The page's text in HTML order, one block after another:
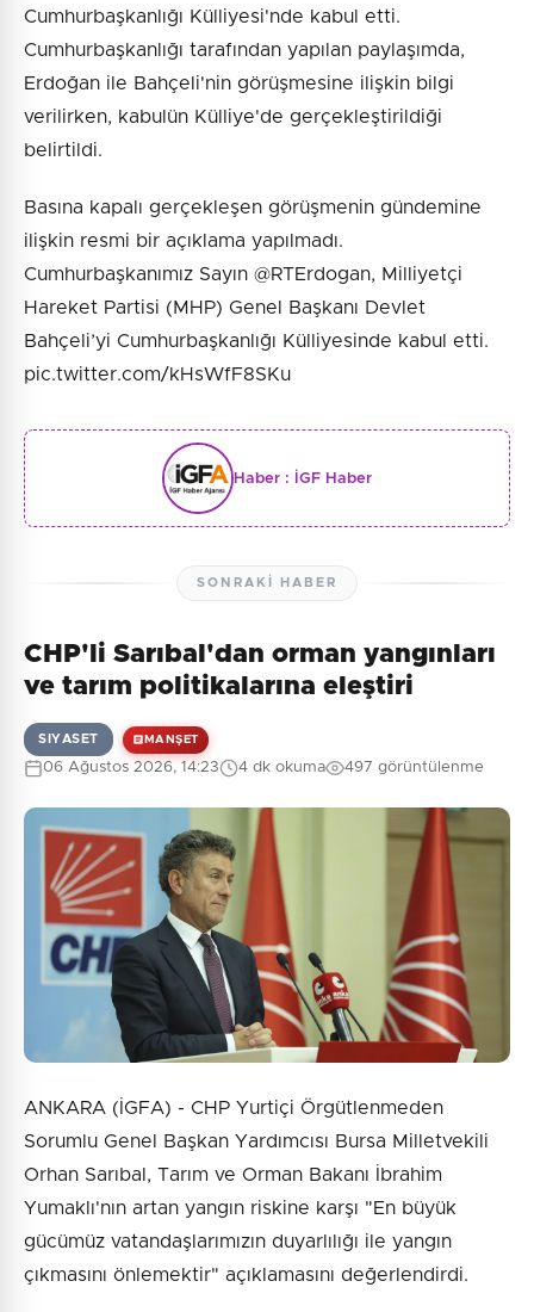
Cumhurbaşkanlığı Külliyesi'nde kabul etti.
Cumhurbaşkanlığı tarafından yapılan paylaşımda,
Erdoğan ile Bahçeli'nin görüşmesine ilişkin bilgi
verilirken, kabulün Külliye'de gerçekleştirildiği
belirtildi.
Basına kapalı gerçekleşen görüşmenin gündemine
ilişkin resmi bir açıklama yapılmadı.
Cumhurbaşkanımız Sayın @RTErdogan, Milliyetçi
Hareket Partisi (MHP) Genel Başkanı Devlet
Bahçeli’yi Cumhurbaşkanlığı Külliyesinde kabul etti.
pic.twitter.com/kHsWfF8SKu
Haber : İGF Haber
SONRAKI HABER
CHP'li Sarıbal'dan orman yangınları
ve tarım politikalarına eleştiri
SIYASET MANŞET
06 Ağustos 2026, 14:23 4 dk okuma 497 görüntülenme
ANKARA (İGFA) - CHP Yurtiçi Örgütlenmeden
Sorumlu Genel Başkan Yardımcısı Bursa Milletvekili
Orhan Sarıbal, Tarım ve Orman Bakanı İbrahim
Yumaklı'nın artan yangın riskine karşı "En büyük
gücümüz vatandaşlarımızın duyarlılığı ile yangın
çıkmasını önlemektir" açıklamasını değerlendirdi.